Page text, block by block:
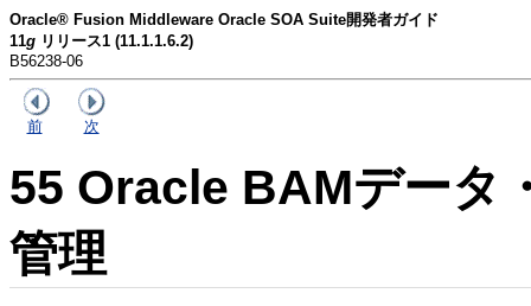
Oracle® Fusion Middleware Oracle SOA Suite開発者ガイド
11g リリース1 (11.1.1.6.2)
B56238-06
前 次
55 Oracle BAMデータ
管理